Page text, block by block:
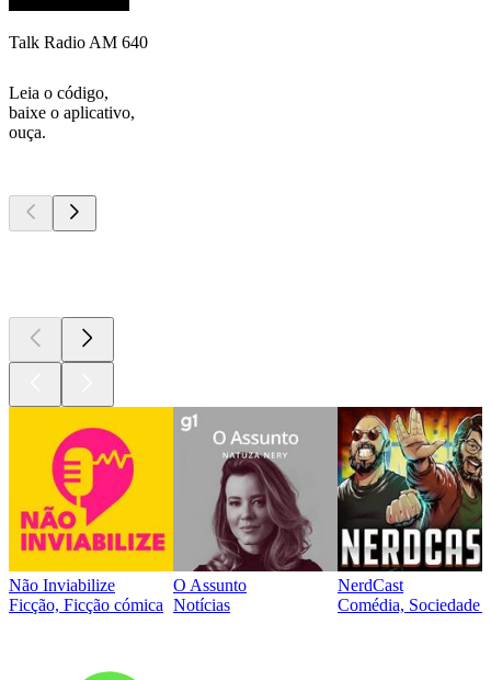
Talk Radio AM 640
Leia o código,
baixe o aplicativo,
ouça.
Não Inviabilize
Ficção, Ficção cómica
O Assunto
Notícias
NerdCast
Comédia, Sociedade